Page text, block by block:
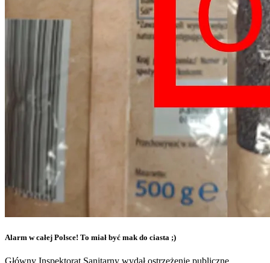
Alarm w całej Polsce! To miał być mak do ciasta ;)